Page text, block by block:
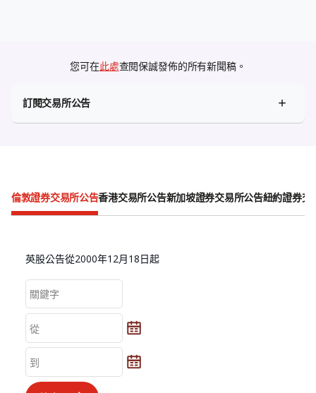
您可在此處查閱保誠發佈的所有新聞稿。
訂閱交易所公告
倫敦證券交易所公告香港交易所公告新加坡證券交易所公告紐約證券交